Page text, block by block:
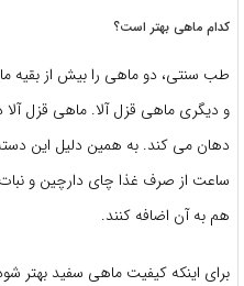
کدام ماهی بهتر است؟
طب سنتی، دو ماهی را بیش از بقیه
و دیگری ماهی قزل آلا. ماهی قزل آلا
دهان می کند. به همین دلیل این
ساعت از صرف غذا چای دارچین و
هم به آن اضافه کنند.
برای اینکه کیفیت ماهی سفید بهتر